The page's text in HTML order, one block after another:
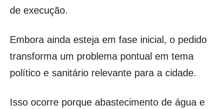
de execução.
Embora ainda esteja em fase inicial, o pedido
transforma um problema pontual em tema
político e sanitário relevante para a cidade.
Isso ocorre porque abastecimento de água e